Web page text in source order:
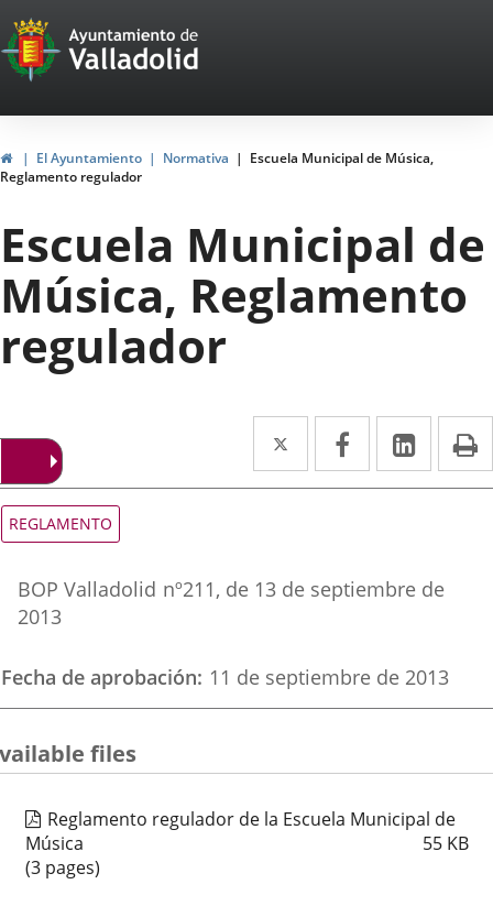
Portal
Web
del
Ayuntamiento
de
Valladolid
HomeEl Ayuntamiento Normativa
Escuela Municipal de Música,
Reglamento regulador
Escuela Municipal de
Música, Reglamento
regulador
Twitter
Enlace
a
externa.
Facebook
Enlace
a
externa.
Enlace
a
Tipo
de
REGLAMENTO
boletin
BOP Valladolid nº211, de 13 de septiembre de
2013
Fecha de aprobación 11 de septiembre de 2013
files
Reglamento regulador de la Escuela Municipal de
Música
55 KB
(3 pages)